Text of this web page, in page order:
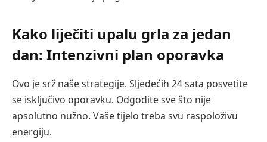
Kako liječiti upalu grla za jedan
dan: Intenzivni plan oporavka
Ovo je srž naše strategije. Sljedećih 24 sata posvetite
se isključivo oporavku. Odgodite sve što nije
apsolutno nužno. Vaše tijelo treba svu raspoloživu
energiju.